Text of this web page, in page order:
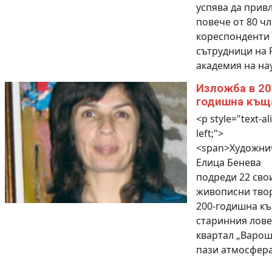
успява да
повече от 80
кореспонденти
сътрудници на
академия на
Изложба в
годишна
<p style="text-
left;">
Елица Бенева
подреди 22
живописни
200-годишна
старинния
квартал
пази